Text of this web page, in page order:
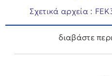
Σχετικά αρχεία :
διαβάστε